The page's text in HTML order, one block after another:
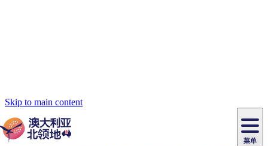
Skip to main content
菜单